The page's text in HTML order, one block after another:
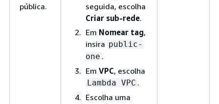
pública.
seguida, escolha
Criar sub-rede.
Em Nomear tag,
insira public-
one .
Em VPC, escolha
Lambda VPC .
Escolha uma